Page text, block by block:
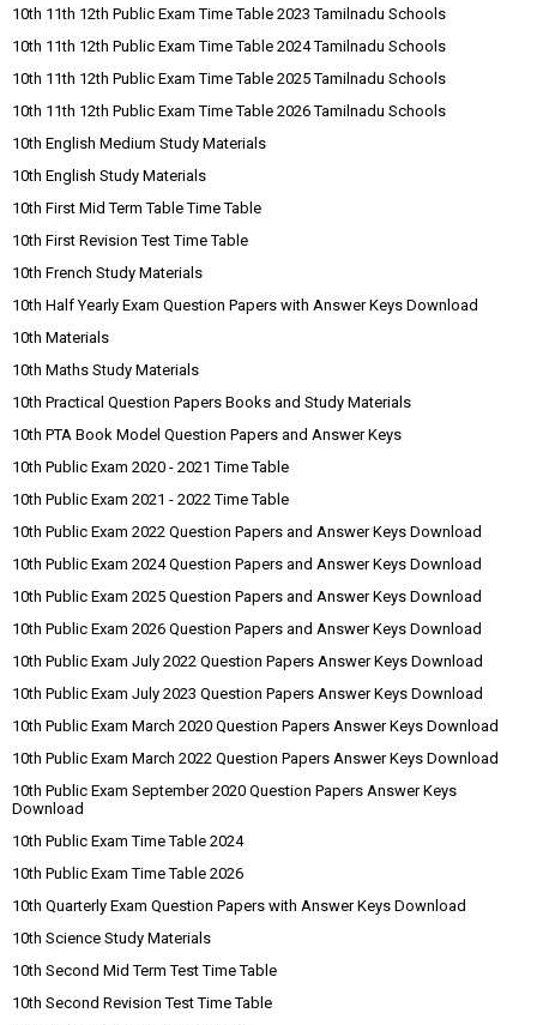
10th 11th 12th Public Exam Time Table 2023 Tamilnadu Schools
10th 11th 12th Public Exam Time Table 2024 Tamilnadu Schools
10th 11th 12th Public Exam Time Table 2025 Tamilnadu Schools
10th 11th 12th Public Exam Time Table 2026 Tamilnadu Schools
10th English Medium Study Materials
10th English Study Materials
10th First Mid Term Table Time Table
10th First Revision Test Time Table
10th French Study Materials
10th Half Yearly Exam Question Papers with Answer Keys Download
10th Materials
10th Maths Study Materials
10th Practical Question Papers Books and Study Materials
10th PTA Book Model Question Papers and Answer Keys
10th Public Exam 2020 - 2021 Time Table
10th Public Exam 2021 - 2022 Time Table
10th Public Exam 2022 Question Papers and Answer Keys Download
10th Public Exam 2024 Question Papers and Answer Keys Download
10th Public Exam 2025 Question Papers and Answer Keys Download
10th Public Exam 2026 Question Papers and Answer Keys Download
10th Public Exam July 2022 Question Papers Answer Keys Download
10th Public Exam July 2023 Question Papers Answer Keys Download
10th Public Exam March 2020 Question Papers Answer Keys Download
10th Public Exam March 2022 Question Papers Answer Keys Download
10th Public Exam September 2020 Question Papers Answer Keys
Download
10th Public Exam Time Table 2024
10th Public Exam Time Table 2026
10th Quarterly Exam Question Papers with Answer Keys Download
10th Science Study Materials
10th Second Mid Term Test Time Table
10th Second Revision Test Time Table